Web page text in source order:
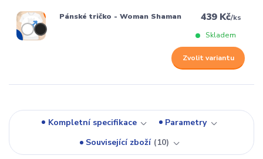
Pánské tričko - Woman Shaman 439 Kč/ks
Skladem
Zvolit variantu
Kompletní specifikace
Parametry
Související zboží
10